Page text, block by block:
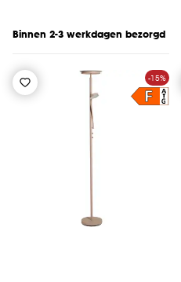
Binnen 2-3 werkdagen bezorgd
-15%